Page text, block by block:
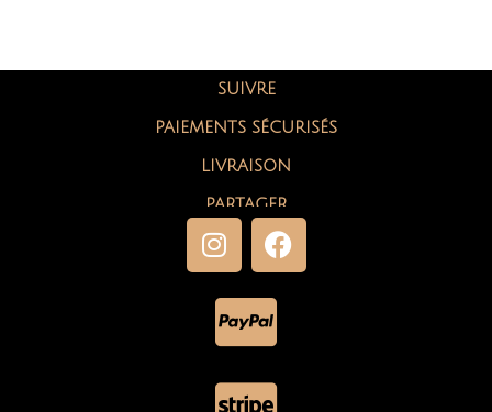
SUIVRE
PAIEMENTS SÉCURISÉS
LIVRAISON
PARTAGER